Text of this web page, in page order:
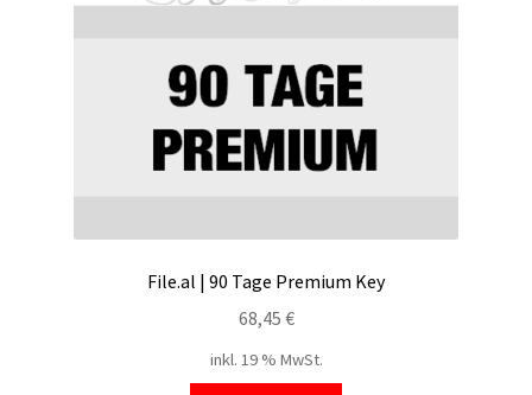
File.al | 90 Tage Premium Key
68,45 €
inkl. 19 % MwSt.